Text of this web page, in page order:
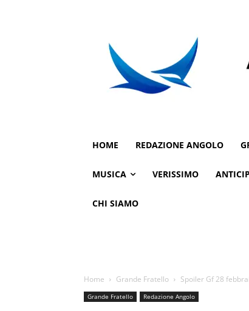
HOME REDAZIONE ANGOLO
MUSICA VERISSIMO
CHI SIAMO
Home Grande Fratello Spoiler Gf 28
Grande Fratello Redazione Angolo